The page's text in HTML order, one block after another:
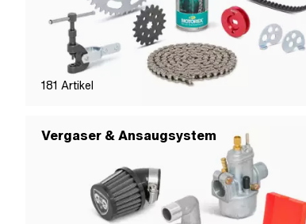
181 Artikel
Vergaser & Ansaugsystem